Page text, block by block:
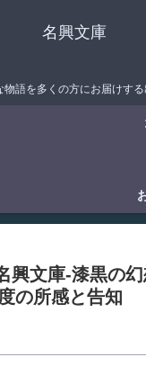
名興文庫
物語を多くの方にお届けす
興文庫-漆黒の
の所感と告知